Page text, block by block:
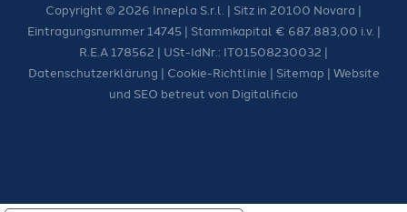
Copyright © 2026 Innepla S.r.l. | Sitz in 20100 Novara |
Eintragungsnummer 14745 | Stammkapital € 687.883,00 i.v. |
R.E.A 178562 | USt-IdNr.: IT01508230032 |
Datenschutzerklärung | Cookie-Richtlinie | Sitemap | Website
und SEO betreut von Digitalificio